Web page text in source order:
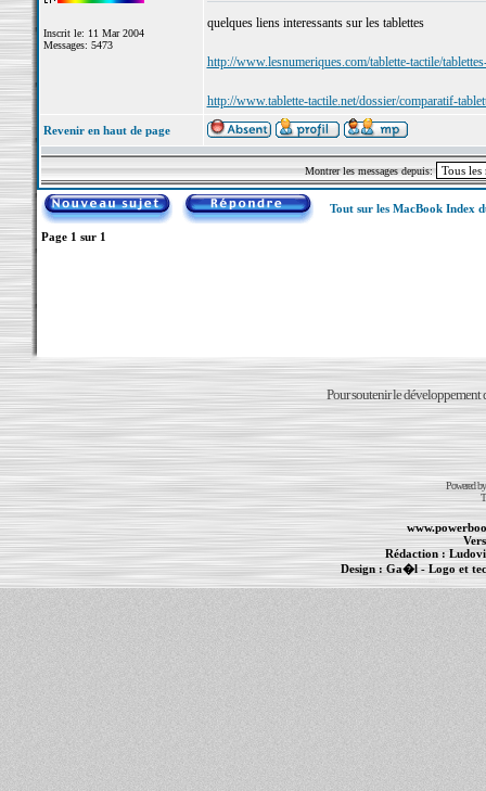
Inscrit le: 11 Mar 2004
Messages: 5473
quelques liens interessants sur les tablettes
http://www.lesnumeriques.com/tablette-tactile/
http://www.tablette-tactile.net/dossier/comparatif-
Revenir en haut de page
Montrer les messages depuis:
Tout sur les MacBook Index
Page 1 sur 1
Pour soutenir le développement
Powered
Rédaction :
Design :Ga�l- Logo et